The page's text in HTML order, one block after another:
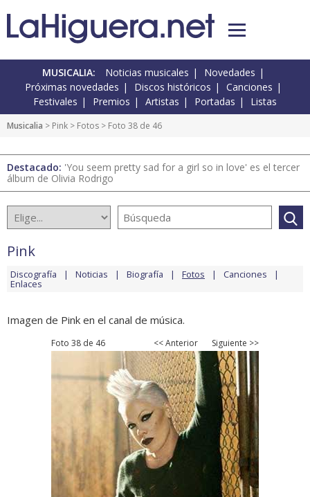
MUSICALIA: Noticias musicales
Novedades
Próximas novedades
Discos históricos
Canciones
Festivales
Premios Artistas Portadas Listas
Musicalia > Pink > Fotos > Foto 38 de 46
Destacado: 'You seem pretty sad for a girl so in love' es el tercer
álbum de Olivia Rodrigo
Pink
Discografía Noticias Biografía Fotos Canciones
Enlaces
Imagen de Pink en el canal de música.
Foto 38 de 46 << Anterior Siguiente >>